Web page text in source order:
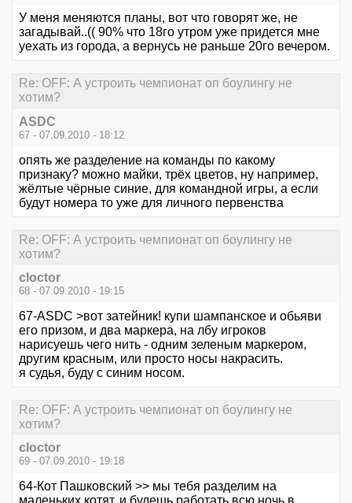
У меня меняются планы, вот что говорят же, не
загадывай..(( 90% что 18го утром уже придется мне
уехать из города, а вернусь не раньше 20го вечером.
Re: OFF: А устроить чемпионат оп боулингу не
хотим?
ASDC
67 - 07.09.2010 - 18:12
опять же разделение на команды по какому
признаку? можно майки, трёх цветов, ну например,
жёлтые чёрные синие, для командной игры, а если
будут номера то уже для личного первенства
Re: OFF: А устроить чемпионат оп боулингу не
хотим?
cloctor
68 - 07.09.2010 - 19:15
67-ASDC >вот затейник! купи шампанское и обьяви
его призом, и два маркера, на лбу игроков
нарисуешь чего нить - одним зеленым маркером,
другим красным, или просто носы накрасить.
я судья, буду с синим носом.
Re: OFF: А устроить чемпионат оп боулингу не
хотим?
cloctor
69 - 07.09.2010 - 19:18
64-Кот Пашковский >> мы тебя разделим на